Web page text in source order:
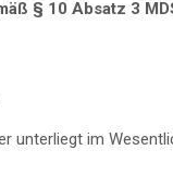
§ 10 Absatz 3
unterliegt im